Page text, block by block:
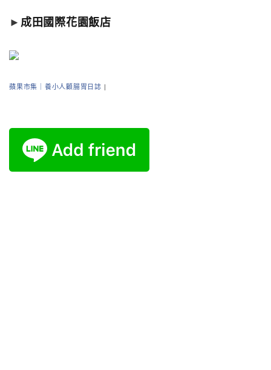
► 成田國際花園飯店
蘋果市集｜養小人顧腸胃日誌 |